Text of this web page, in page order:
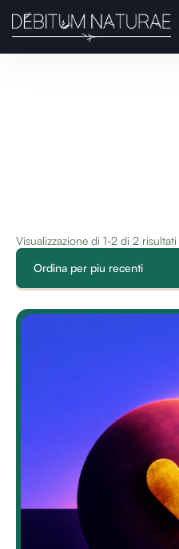
Visualizzazione di 1-2 di 2 risultati